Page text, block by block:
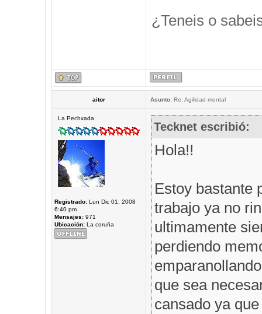
¿Teneis o
aitor Asunto:Re: Agilidad mental
La Pechxada
Registrado:Lun Dic 01, 2008
6:40 pm
Mensajes:971
Ubicación:La coruña
Tecknet escribió:
Hola!!
Estoy bastante
trabajo ya no
ultimamente
perdiendo
que sea
cansado ya